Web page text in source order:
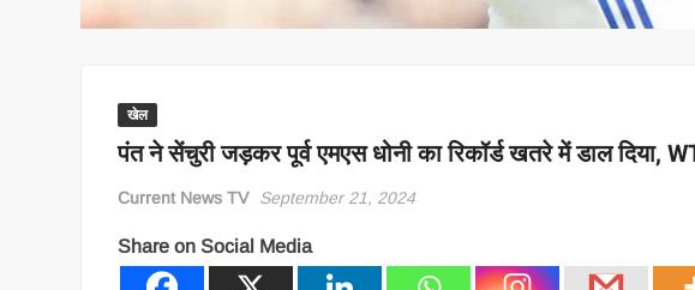
खेल
पंत ने सेंचुरी जड़कर पूर्व एमएस धोनी का रिकॉर्ड खतरे में डाल दिया,
Current News TV September 21, 2024
Share on Social Media